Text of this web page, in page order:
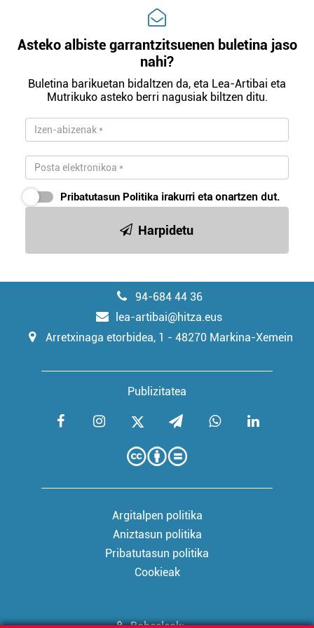
Asteko albiste garrantzitsuenen buletina jaso
nahi?
Buletina barikuetan bidaltzen da, eta Lea-Artibai eta
Mutrikuko asteko berri nagusiak biltzen ditu.
Pribatutasun Politika irakurri eta onartzen dut.
Harpidetu
94-684 44 36
lea-artibai@hitza.eus
Arretxinaga etorbidea, 1 - 48270 Markina-Xemein
Publizitatea
Argitalpen politika
Aniztasun politika
Pribatutasun politika
Cookieak